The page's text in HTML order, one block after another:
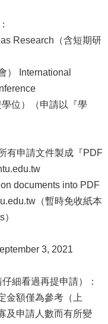
Research（含短期研
） International
位）（申請以『學
有申請文件製成『PDF
into PDF
（暫時免收紙本
3, 2021
細看過再提申請）：
金額僅為參考（上
及申請人數而有所變